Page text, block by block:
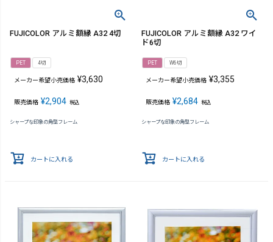
FUJICOLOR アルミ額縁 A32 4切
PET 4切
メーカー希望小売価格 ¥3,630
販売価格 ¥2,904 税込
シャープな印象の角型フレーム
カートに入れる
FUJICOLOR アルミ額縁 A32 ワイ
ド6切
PET W6切
メーカー希望小売価格 ¥3,355
販売価格 ¥2,684 税込
シャープな印象の角型フレーム
カートに入れる